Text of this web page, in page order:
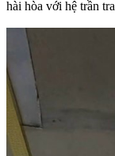
hài hòa với hệ trần